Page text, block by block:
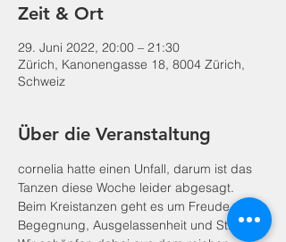
Zeit & Ort
29. Juni 2022, 20:00 – 21:30
Zürich, Kanonengasse 18, 8004 Zürich,
Schweiz
Über die Veranstaltung
cornelia hatte einen Unfall, darum ist das
Tanzen diese Woche leider abgesagt.
Beim Kreistanzen geht es um Freude,
Begegnung, Ausgelassenheit und Stille.